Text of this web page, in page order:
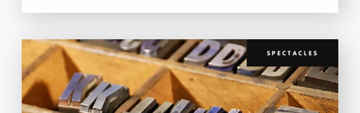
SPECTACLES